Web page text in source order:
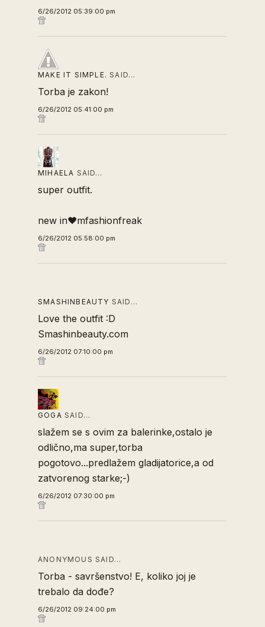
6/26/2012 05:39:00 pm
MAKE IT SIMPLE. SAID…
Torba je zakon!
6/26/2012 05:41:00 pm
MIHAELA SAID…
super outfit.
new in♥mfashionfreak
6/26/2012 05:58:00 pm
SMASHINBEAUTY SAID…
Love the outfit :D
Smashinbeauty.com
6/26/2012 07:10:00 pm
GOGA SAID…
slažem se s ovim za balerinke,ostalo je
odlično,ma super,torba
pogotovo...predlažem gladijatorice,a od
zatvorenog starke;-)
6/26/2012 07:30:00 pm
ANONYMOUS SAID…
Torba - savršenstvo! E, koliko joj je
trebalo da dođe?
6/26/2012 09:24:00 pm